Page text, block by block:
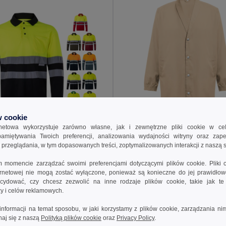
124,50 zł -45%
+6 kolory
Do Koszyka
54,59 zł88,92 zł
cookie
wykorzystuje zarówno własne, jak i zewnętrzne pliki cookie w
Twoich preferencji, analizowania wydajności witryny oraz
w tym dopasowanych treści, zoptymalizowanych interakcji z naszą
momencie zarządzać swoimi preferencjami dotyczącymi plików cookie. Pliki
nie mogą zostać wyłączone, ponieważ są konieczne do jej
czy chcesz zezwolić na inne rodzaje plików cookie, takie jak te
i celów reklamowych.
na temat sposobu, w jaki korzystamy z plików cookie, zarządzania
się z naszą Polityką plików cookie oraz Privacy Policy.